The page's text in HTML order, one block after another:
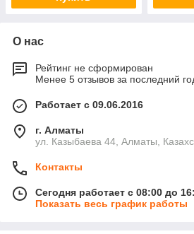
О нас
Рейтинг не сформирован
Менее 5 отзывов за последний
Работает с 09.06.2016
г. Алматы
ул. Казыбаева 44, Алматы,
Контакты
Сегодня работает с 08:00 до
Показать весь график работы